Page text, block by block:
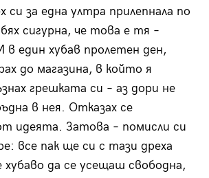
за една ултра прилепнала по
сигурна, че това е тя –
в един хубав пролетен ден,
до магазина, в който я
грешката си – аз дори не
в нея. Отказах се
идеята. Затова – помисли си
все пак ще си с тази дреха
да се усещаш свободна,